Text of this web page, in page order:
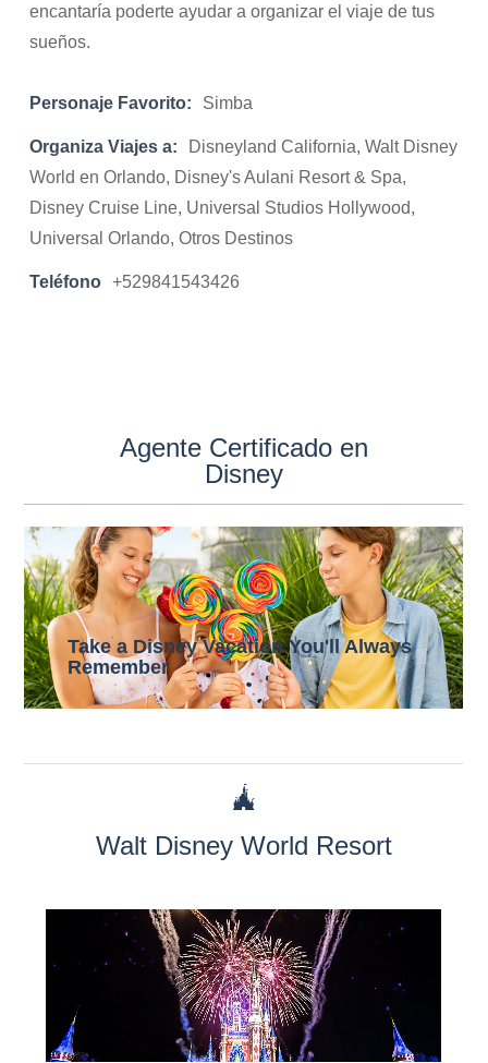
encantaría poderte ayudar a organizar el viaje de tus
sueños.
Personaje Favorito: Simba
Organiza Viajes a:
Disneyland California, Walt Disney
World en Orlando, Disney's Aulani Resort & Spa,
Disney Cruise Line, Universal Studios Hollywood,
Universal Orlando, Otros Destinos
Teléfono +529841543426